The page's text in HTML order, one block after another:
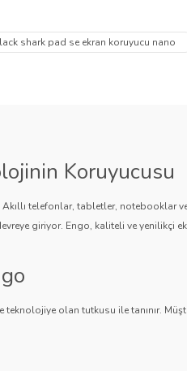
Bu ürüne ilk
Ürün hakkında
shark pad se ekran koruyucu nano
Koruyucusu
Akıllı telefonlar, tabletler,
giriyor. Engo, kaliteli ve yenilikçi
teknolojiye olan tutkusu ile tanınır.
Koruyucuları